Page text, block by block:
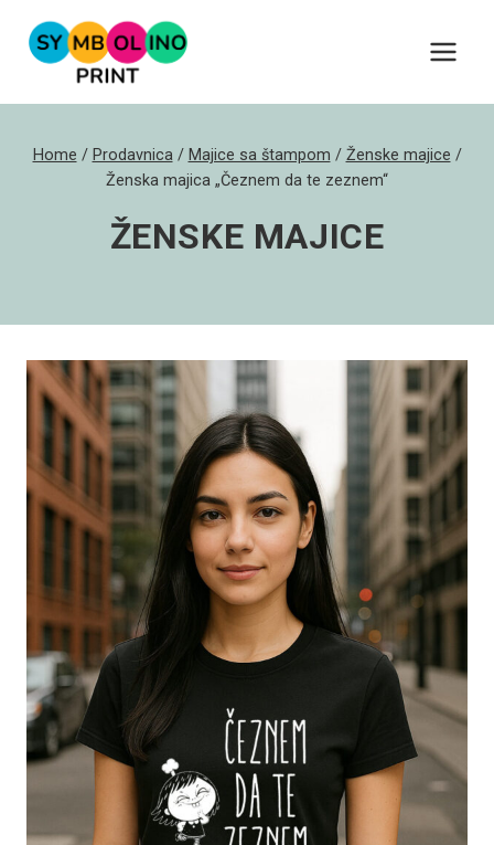
Home / Prodavnica / Majice sa štampom / Ženske majice /
Ženska majica „Čeznem da te zeznem“
ŽENSKE MAJICE